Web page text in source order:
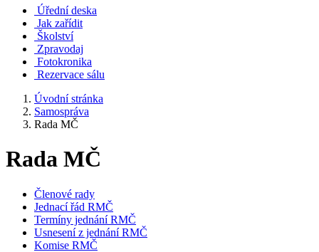
Úřední deska
Jak zařídit
Školství
Zpravodaj
Fotokronika
Rezervace sálu
Úvodní stránka
Samospráva
Rada MČ
Rada MČ
Členové rady
Jednací řád RMČ
Termíny jednání RMČ
Usnesení z jednání RMČ
Komise RMČ